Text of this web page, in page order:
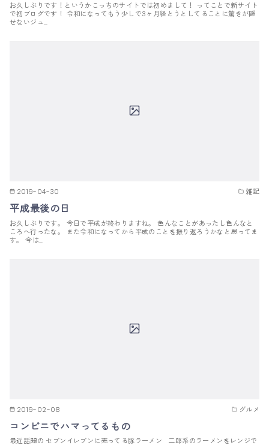
お久しぶりです！というかこっちのサイトでは初めまして！ ってことで新サイト
で初ブログです！ 令和になってもう少しで3ヶ月経とうとしてることに驚きが隠
せないジュ…
2019-04-30 雑記
平成最後の日
お久しぶりです。 今日で平成が終わりますね。 色んなことがあったし色んなと
ころへ行ったな。 また令和になってから平成のことを振り返ろうかなと思ってま
す。 今は…
2019-02-08 グルメ
コンビニでハマってるもの
最近話題の セブンイレブンに売ってる豚ラーメン 二郎系のラーメンをレンジで